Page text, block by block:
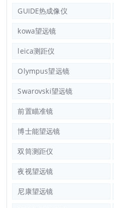
GUIDE热成像仪
kowa望远镜
leica测距仪
Olympus望远镜
Swarovski望远镜
前置瞄准镜
博士能望远镜
双筒测距仪
夜视望远镜
尼康望远镜